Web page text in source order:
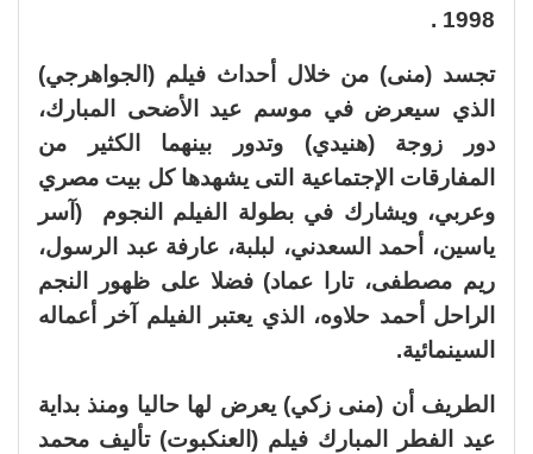
1998 .
تجسد (منى) من خلال أحداث فيلم (الجواهرجي)
الذي سيعرض في موسم عيد الأضحى المبارك،
دور زوجة (هنيدي) وتدور بينهما الكثير من
المفارقات الإجتماعية التى يشهدها كل بيت مصري
وعربي، ويشارك في بطولة الفيلم النجوم (آسر
ياسين، أحمد السعدني، لبلبة، عارفة عبد الرسول،
ريم مصطفى، تارا عماد) فضلا على ظهور النجم
الراحل أحمد حلاوه، الذي يعتبر الفيلم آخر أعماله
السينمائية.
الطريف أن (منى زكي) يعرض لها حاليا ومنذ بداية
عيد الفطر المبارك فيلم (العنكبوت) تأليف محمد